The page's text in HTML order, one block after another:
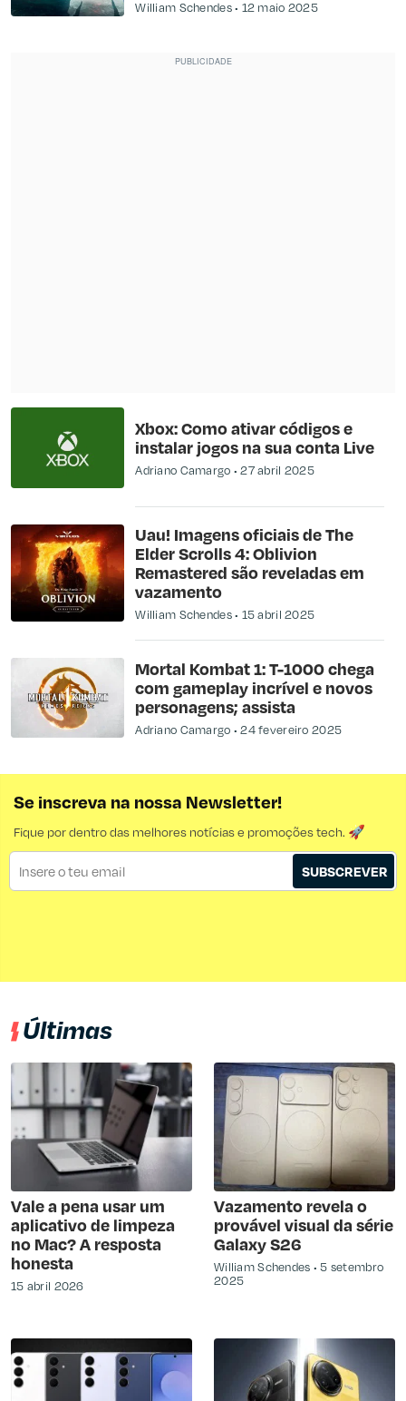
William Schendes 12 maio 2025
Xbox: Como ativar códigos e
instalar jogos na sua conta Live
Adriano Camargo 27 abril 2025
Uau! Imagens oficiais de The
Elder Scrolls 4: Oblivion
Remastered são reveladas em
vazamento
William Schendes 15 abril 2025
Mortal Kombat 1: T-1000 chega
com gameplay incrível e novos
personagens; assista
Adriano Camargo 24 fevereiro 2025
Se inscreva na nossa Newsletter!
Fique por dentro das melhores notícias e promoções tech. 🚀
SUBSCREVER
Últimas
Vale a pena usar um
aplicativo de limpeza
no Mac? A resposta
honesta
15 abril 2026
Vazamento revela o
provável visual da série
Galaxy S26
William Schendes
5 setembro
2025